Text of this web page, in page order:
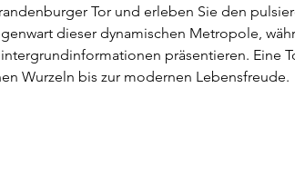
Tor und erleben Sie den
dieser dynamischen Metropole,
präsentieren. Eine
Wurzeln bis zur modernen Lebensfreude.